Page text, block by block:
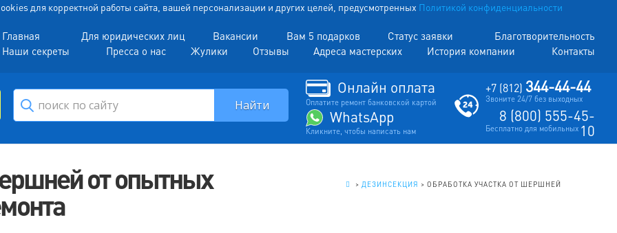
для корректной работы сайта, вашей персонализации и других целей, предусмотренных Политикой конфиденциальности
Главная Для юридических лиц Вакансии Вам 5 подарков Статус заявки
Благотворительность
Наши секреты
Пресса о нас Жулики Отзывы Адреса мастерских История компании Контакты
Онлайн оплата
Оплатите ремонт банковской картой
WhatsApp
Кликните, чтобы написать нам
+7 (812) 344-44-44
Звоните 24/7 без выходных
8 (800) 555-45-
10
Бесплатно для мобильных
от опытных > ДЕЗИНСЕКЦИЯ > ОБРАБОТКА УЧАСТКА ОТ ШЕРШНЕЙ